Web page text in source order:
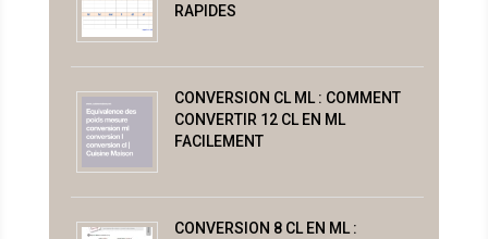
RAPIDES
CONVERSION CL ML : COMMENT
CONVERTIR 12 CL EN ML
FACILEMENT
CONVERSION 8 CL EN ML :